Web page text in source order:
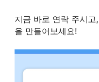
지금 바로 연락 주시
을 만들어보세요!